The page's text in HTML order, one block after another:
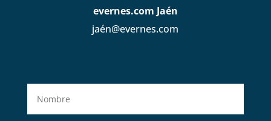
evernes.com Jaén
jaén@evernes.com